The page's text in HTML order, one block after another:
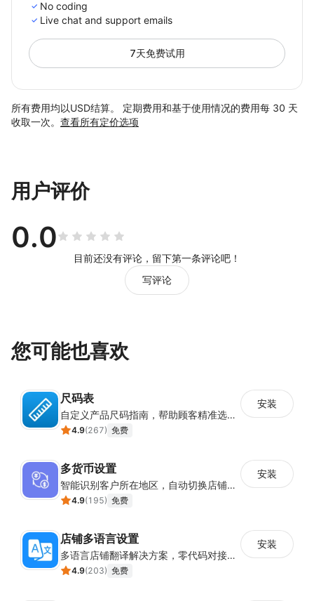
No coding
Live chat and support emails
7天免费试用
所有费用均以USD结算。 定期费用和基于使用情况的费用每 30 天
收取一次。 查看所有定价选项
用户评价
0.0
目前还没有评论，留下第一条评论吧！
写评论
您可能也喜欢
尺码表
自定义产品尺码指南，帮助顾客精准选择所需尺码
4.9(267) 免费
安装
多货币设置
智能识别客户所在地区，自动切换店铺货币展示
4.9(195) 免费
安装
店铺多语言设置
多语言店铺翻译解决方案，零代码对接全球消费者
4.9(203) 免费
安装